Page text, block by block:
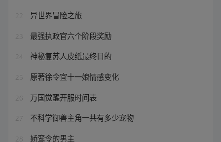
22 异世界冒险之旅
23 最强执政官六个阶段奖励
24 神秘复苏人皮纸最终目的
25 原著徐令宜十一娘情感变化
26 万国觉醒开服时间表
27 不科学御兽主角一共有多少宠物
28 娇鸾令的男主